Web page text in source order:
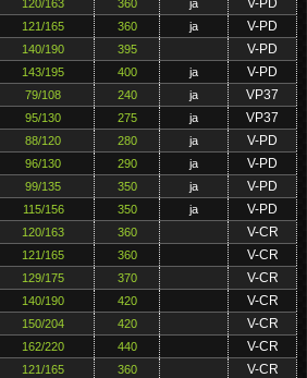
120/163 360 ja
121/165 360 ja V-PD
140/190 395 V-PD
143/195 400 ja V-PD
79/108 240 ja VP37
95/130 275 ja VP37
88/120 280 ja V-PD
96/130 290 ja V-PD
99/135 350 ja V-PD
115/156 350 ja V-PD
120/163 360 V-CR
121/165 360 V-CR
129/175 370 V-CR
140/190 420 V-CR
150/204 420 V-CR
162/220 440 V-CR
121/165 360 V-CR